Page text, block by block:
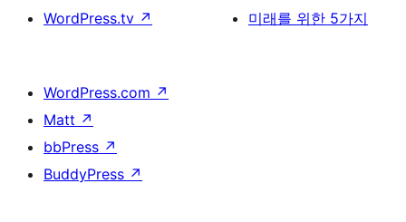
WordPress.tv ↗
미래를 위한 5가지
WordPress.com ↗
Matt ↗
bbPress ↗
BuddyPress ↗